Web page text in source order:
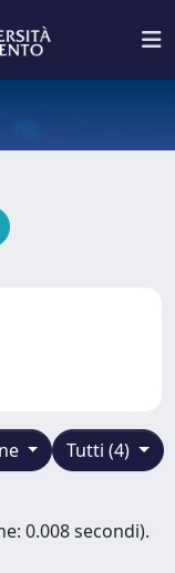
Tutti (4)
0.008 secondi).